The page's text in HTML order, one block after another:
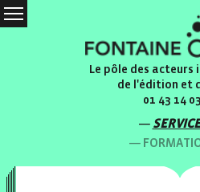
Le pôle des acteurs
de l'édition et
01 43 14